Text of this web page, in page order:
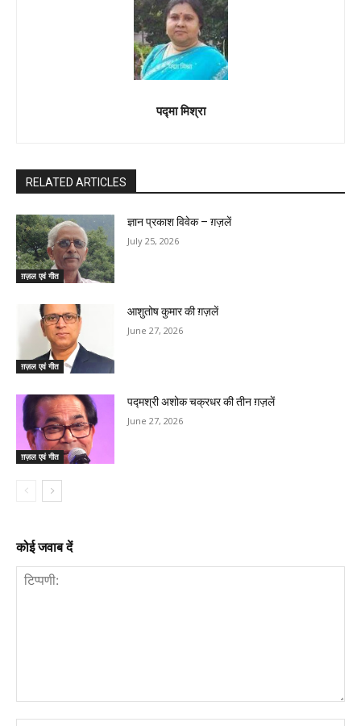
पद्मा मिश्रा
RELATED ARTICLES
ग़ज़ल एवं गीत
ज्ञान प्रकाश विवेक – ग़ज़लें
July 25, 2026
ग़ज़ल एवं गीत
आशुतोष कुमार की ग़ज़लें
June 27, 2026
ग़ज़ल एवं गीत
पद्मश्री अशोक चक्रधर की तीन ग़ज़लें
June 27, 2026
कोई जवाब दें